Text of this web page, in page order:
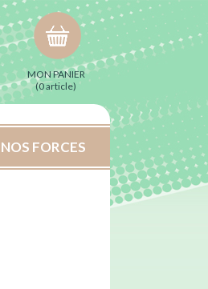
MON PANIER
(0 article)
NOS FORCES